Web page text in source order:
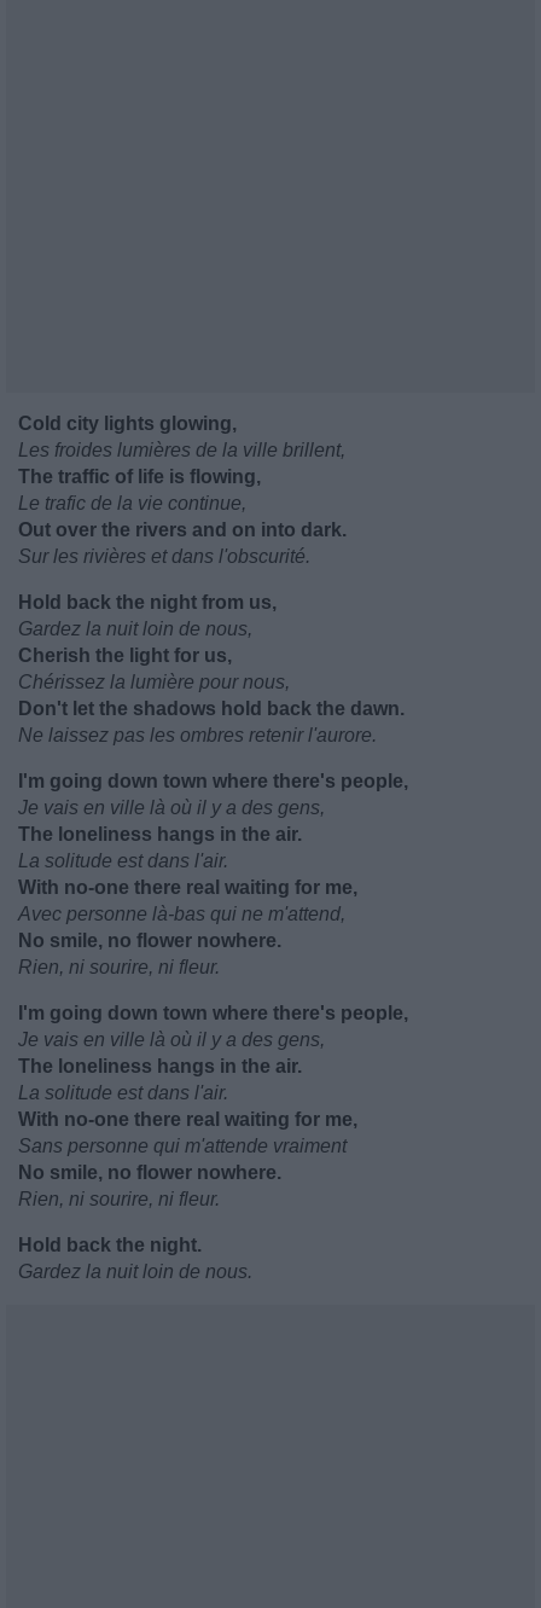
Cold city lights glowing,
Les froides lumières de la ville brillent,
The traffic of life is flowing,
Le trafic de la vie continue,
Out over the rivers and on into dark.
Sur les rivières et dans l'obscurité.
Hold back the night from us,
Gardez la nuit loin de nous,
Cherish the light for us,
Chérissez la lumière pour nous,
Don't let the shadows hold back the dawn.
Ne laissez pas les ombres retenir l'aurore.
I'm going down town where there's people,
Je vais en ville là où il y a des gens,
The loneliness hangs in the air.
La solitude est dans l'air.
With no-one there real waiting for me,
Avec personne là-bas qui ne m'attend,
No smile, no flower nowhere.
Rien, ni sourire, ni fleur.
I'm going down town where there's people,
Je vais en ville là où il y a des gens,
The loneliness hangs in the air.
La solitude est dans l'air.
With no-one there real waiting for me,
Sans personne qui m'attende vraiment
No smile, no flower nowhere.
Rien, ni sourire, ni fleur.
Hold back the night.
Gardez la nuit loin de nous.